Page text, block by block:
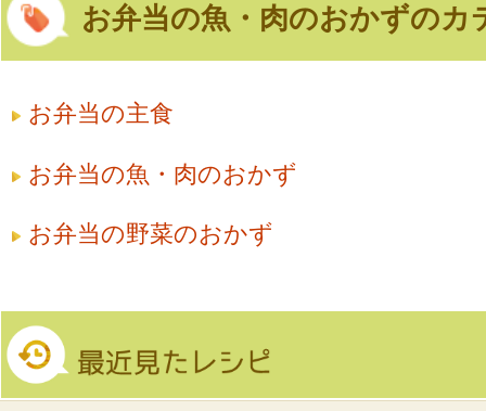
お弁当の魚・肉のおかずのカ
お弁当の主食
お弁当の魚・肉のおかず
お弁当の野菜のおかず